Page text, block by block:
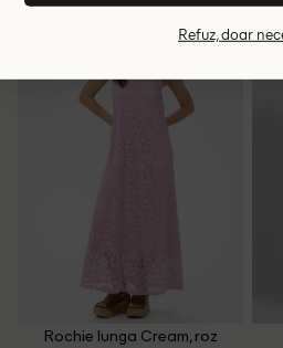
Rochie lunga Cream, roz
Refuz, doar